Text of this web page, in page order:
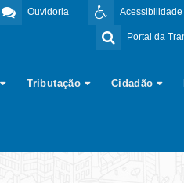
Acessibilidade
Ouvidoria
Portal da
Tributação Cidadão